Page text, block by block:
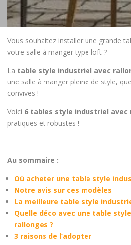
Vous souhaitez installer une grande
votre salle à manger type loft ?
La table style industriel avec
une salle à manger pleine de style,
convives !
Voici 6 tables style industriel avec
pratiques et robustes !
Au sommaire :
Où acheter une table style
Notre avis sur ces modèles
La meilleure table style
Quelle déco avec une table
rallonges ?
3 raisons de l’adopter